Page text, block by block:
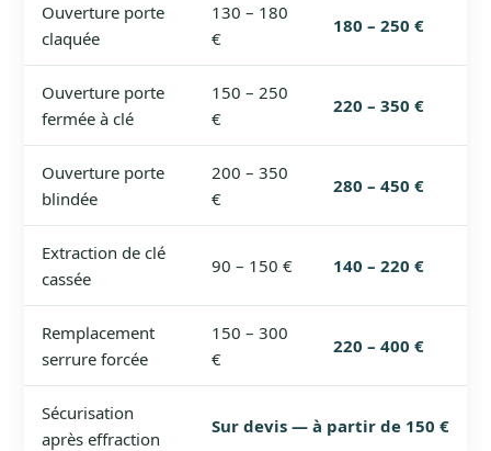
Ouverture porte
claquée
130 – 180
€
180 – 250 €
Ouverture porte
fermée à clé
150 – 250
€
220 – 350 €
Ouverture porte
blindée
200 – 350
€
280 – 450 €
Extraction de clé
cassée
90 – 150 € 140 – 220 €
Remplacement
serrure forcée
150 – 300
€
220 – 400 €
Sécurisation
après effraction
Sur devis — à partir de 150 €